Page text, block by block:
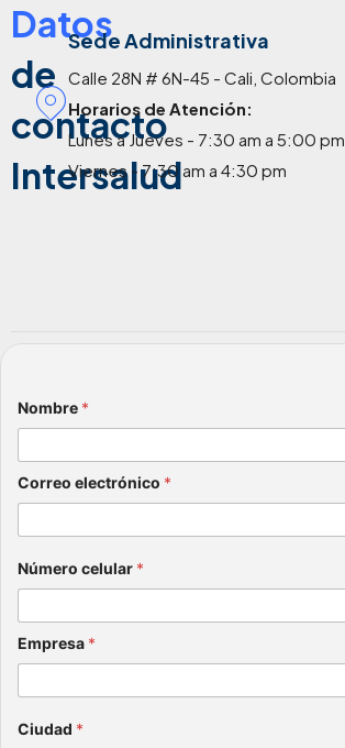
Datos
de
contacto
Intersalud
Sede Administrativa
Calle 28N # 6N-45 - Cali, Colombia
Horarios de Atención:
Lunes a Jueves - 7:30 am a 5:00 pm
Viernes - 7:30 am a 4:30 pm
Nombre *
Correo electrónico *
Número celular *
Empresa *
Ciudad *